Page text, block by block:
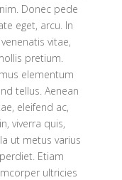
Donec pede
eget, arcu. In
vitae,
pretium.
elementum
tellus. Aenean
eleifend ac,
viverra quis,
ut metus varius
Etiam
ultricies